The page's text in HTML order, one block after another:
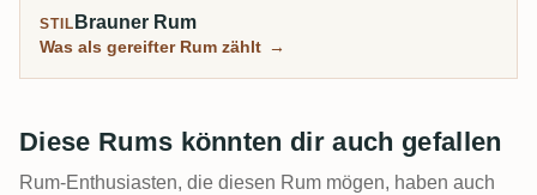
STIL Brauner Rum
Was als gereifter Rum zählt →
Diese Rums könnten dir auch gefallen
Rum-Enthusiasten, die diesen Rum mögen, haben auch